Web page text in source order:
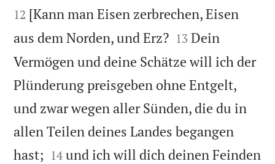
12 [Kann man Eisen zerbrechen, Eisen
aus dem Norden, und Erz?
13 Dein
Vermögen und deine Schätze will ich der
Plünderung preisgeben ohne Entgelt,
und zwar wegen aller Sünden, die du in
allen Teilen deines Landes begangen
hast; 

14 und ich will dich deinen Feinden